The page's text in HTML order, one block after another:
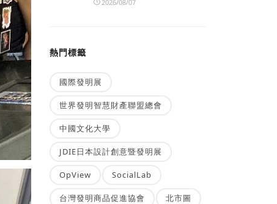
2026/08/07
熱門標籤
國際發明展
世界發明智慧財產聯盟總會
中國文化大學
JDIE日本設計創意暨發明展
OpView SocialLab
台灣發明商品促進協會 北市圖